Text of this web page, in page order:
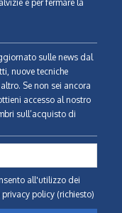
e per fermare la
sulle news dal
nuove tecniche
Se non sei ancora
accesso al nostro
sull’acquisto di
all'utilizzo dei
policy (richiesto)